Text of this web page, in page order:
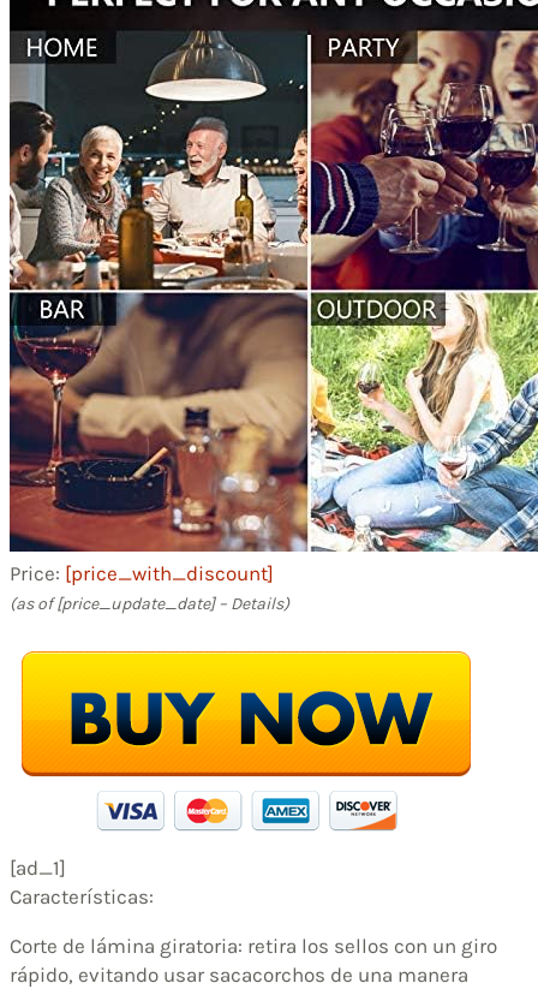
Price: [price_with_discount]
(as of [price_update_date] – Details)
[ad_1]
Características:
Corte de lámina giratoria: retira los sellos con un giro
rápido, evitando usar sacacorchos de una manera